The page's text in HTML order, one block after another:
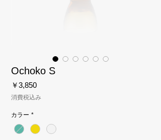
Ochoko S
￥3,850価
格
消費税込み
カラー *